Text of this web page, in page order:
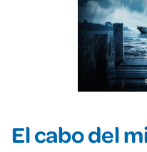
El cabo del